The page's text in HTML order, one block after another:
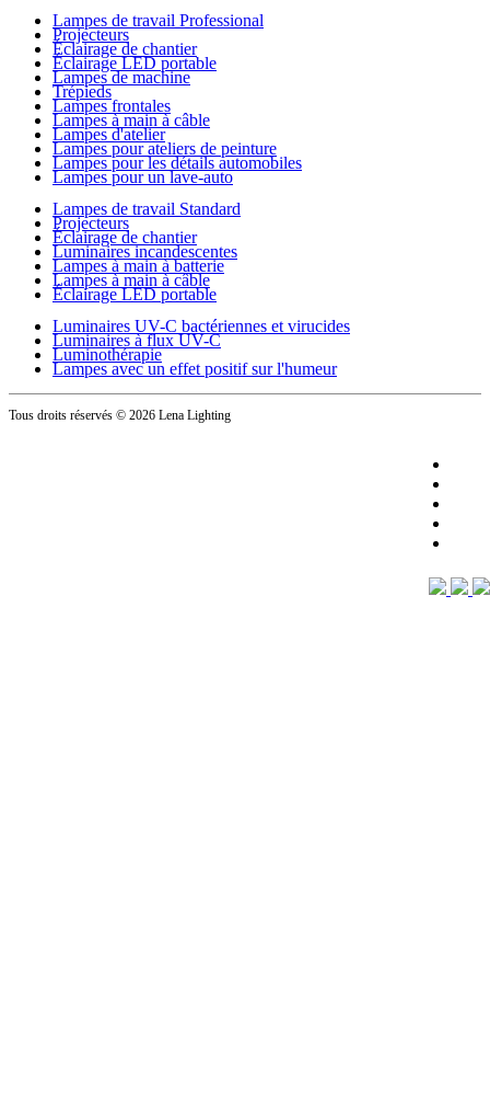
Lampes de travail Professional
Projecteurs
Éclairage de chantier
Éclairage LED portable
Lampes de machine
Trépieds
Lampes frontales
Lampes à main à câble
Lampes d'atelier
Lampes pour ateliers de peinture
Lampes pour les détails automobiles
Lampes pour un lave-auto
Lampes de travail Standard
Projecteurs
Éclairage de chantier
Luminaires incandescentes
Lampes à main à batterie
Lampes à main à câble
Éclairage LED portable
Luminaires UV-C bactériennes et virucides
Luminaires à flux UV-C
Luminothérapie
Lampes avec un effet positif sur l'humeur
Tous droits réservés © 2026 Lena Lighting